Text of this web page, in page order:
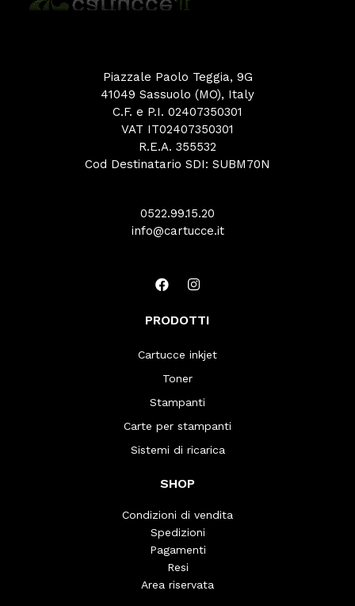
Piazzale Paolo Teggia, 9G
41049 Sassuolo (MO), Italy
C.F. e P.I. 02407350301
VAT IT02407350301
R.E.A. 355532
Cod Destinatario SDI: SUBM70N
0522.99.15.20
info@cartucce.it
PRODOTTI
Cartucce inkjet
Toner
Stampanti
Carte per stampanti
Sistemi di ricarica
SHOP
Condizioni di vendita
Spedizioni
Pagamenti
Resi
Area riservata